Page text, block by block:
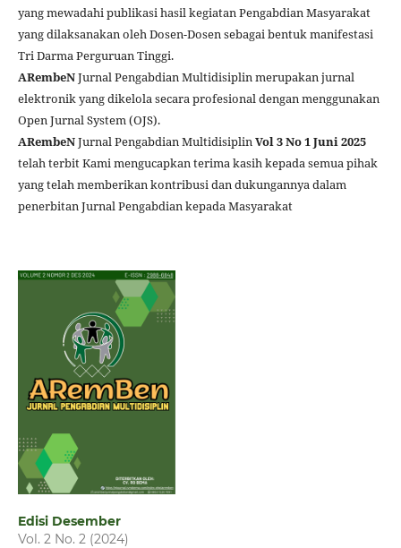
yang mewadahi publikasi hasil kegiatan Pengabdian Masyarakat
yang dilaksanakan oleh Dosen-Dosen sebagai bentuk manifestasi
Tri Darma Perguruan Tinggi.
ARembeNJurnal Pengabdian Multidisiplin merupakan jurnal
elektronik yang dikelola secara profesional dengan menggunakan
Open Jurnal System (OJS).
ARembeNJurnal Pengabdian MultidisiplinVol 3 No 1 Juni 2025
telah terbit Kami mengucapkan terima kasih kepada semua pihak
yang telah memberikan kontribusi dan dukungannya dalam
penerbitan Jurnal Pengabdian kepada Masyarakat
Edisi Desember
Vol. 2 No. 2 (2024)